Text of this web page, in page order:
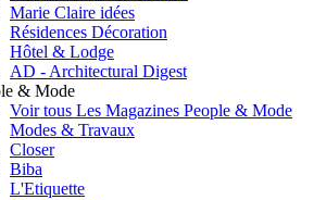
Marie Claire idées
Résidences Décoration
Hôtel & Lodge
AD - Architectural Digest
& Mode
Voir tous Les Magazines People & Mode
Modes & Travaux
Closer
Biba
L'Etiquette